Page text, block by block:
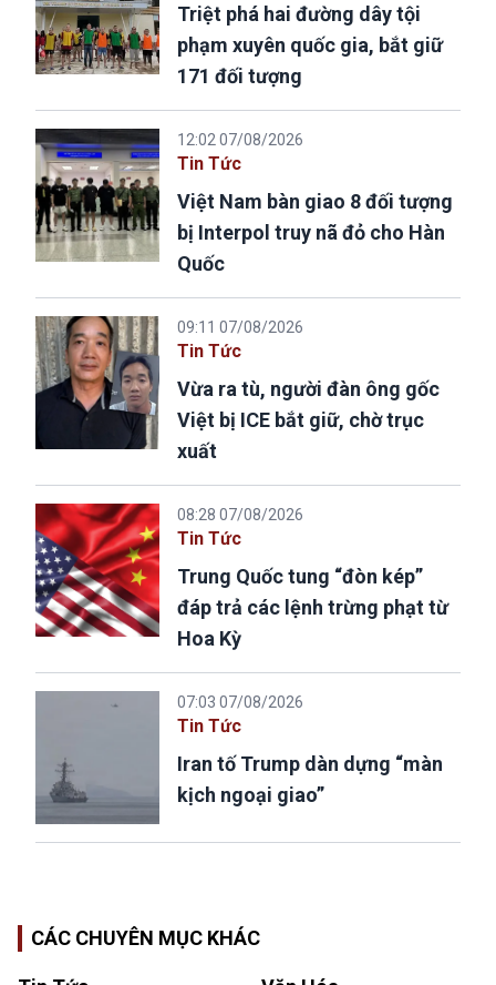
Triệt phá hai đường dây tội
phạm xuyên quốc gia, bắt giữ
171 đối tượng
12:02 07/08/2026
Tin Tức
Việt Nam bàn giao 8 đối tượng
bị Interpol truy nã đỏ cho Hàn
Quốc
09:11 07/08/2026
Tin Tức
Vừa ra tù, người đàn ông gốc
Việt bị ICE bắt giữ, chờ trục
xuất
08:28 07/08/2026
Tin Tức
Trung Quốc tung “đòn kép”
đáp trả các lệnh trừng phạt từ
Hoa Kỳ
07:03 07/08/2026
Tin Tức
Iran tố Trump dàn dựng “màn
kịch ngoại giao”
CÁC CHUYÊN MỤC KHÁC